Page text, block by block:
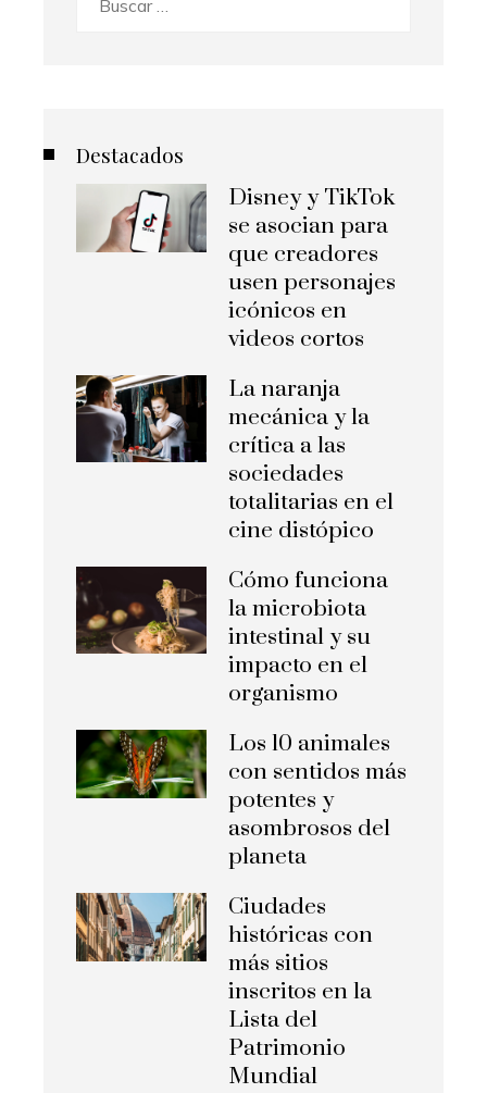
Destacados
Disney y TikTok
se asocian para
que creadores
usen personajes
icónicos en
videos cortos
La naranja
mecánica y la
crítica a las
sociedades
totalitarias en el
cine distópico
Cómo funciona
la microbiota
intestinal y su
impacto en el
organismo
Los 10 animales
con sentidos más
potentes y
asombrosos del
planeta
Ciudades
históricas con
más sitios
inscritos en la
Lista del
Patrimonio
Mundial